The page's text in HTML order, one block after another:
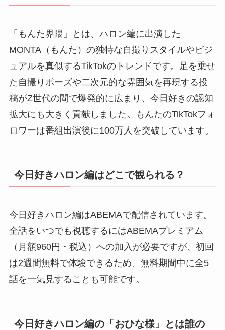
「もんた界隈」とは、ハロン編に出演した
MONTA（もんた）の独特な自撮りスタイルやビジ
ュアルを真似するTikTokのトレンドです。足を乗せ
た自撮りポーズや二次元的な雰囲気を再現する投
稿がZ世代の間で爆発的に広まり、今日好きの認知
拡大にも大きく貢献しました。もんたのTikTokフォ
ロワーは番組出演後に100万人を突破しています。
今日好きハロン編はどこで観られる？
今日好きハロン編はABEMAで配信されています。
全話をいつでも視聴するにはABEMAプレミアム
（月額960円・税込）への加入が必要ですが、初回
は2週間無料で体験できるため、無料期間中に全5
話を一気見することも可能です。
今日好きハロン編の「おひな様」とは誰の